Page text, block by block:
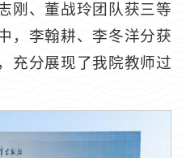
刚、董战玲团队获三等
，李翰耕、李冬洋分获
充分展现了我院教师过